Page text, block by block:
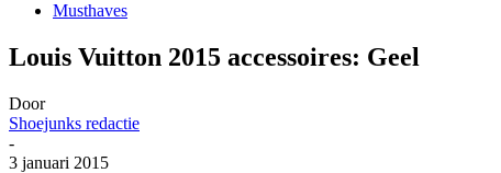
Musthaves
Louis Vuitton 2015 accessoires: Geel
Door
Shoejunks redactie
-
3 januari 2015